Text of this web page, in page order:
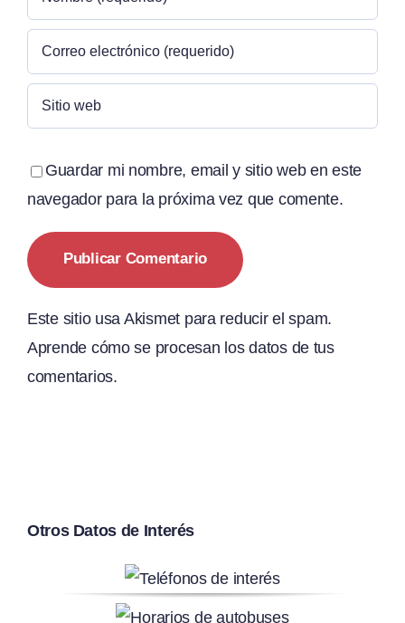
Guardar mi nombre, email y sitio web en este
navegador para la próxima vez que comente.
Este sitio usa Akismet para reducir el spam.
Aprende cómo se procesan los datos de tus
comentarios.
Otros Datos de Interés